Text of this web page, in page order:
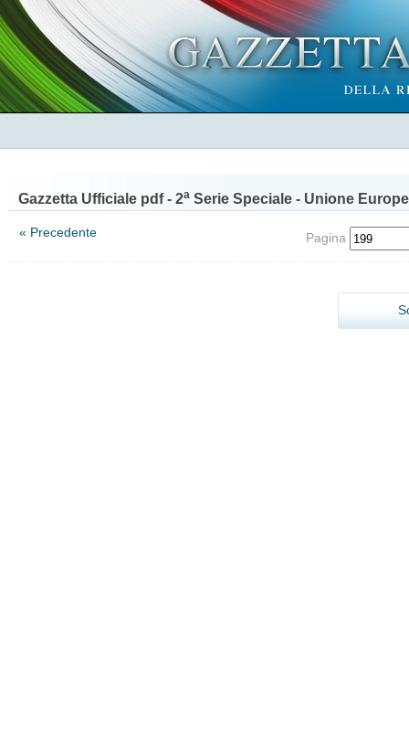
Gazzetta Ufficiale pdf - 2a Serie Speciale - Unione
« Precedente Pagina